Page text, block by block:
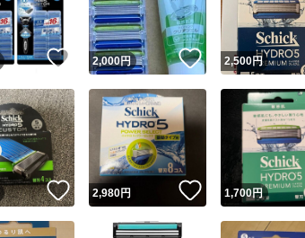
いいね！
2,000円 いいね！
2,500円
いいね！
2,980円 いいね！
1,700円